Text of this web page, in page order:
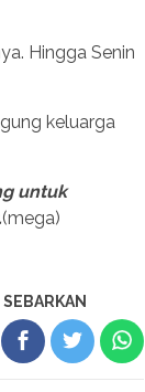
Hingga Senin
keluarga
untuk
(mega)
SEBARKAN